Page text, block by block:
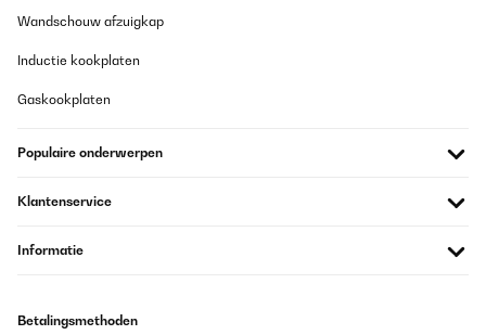
auslaufsicher und pflegeleicht – ideal für den Schulaltag oder
suchen, klare Empfehlung.
Amazon-Benutzer
12/10/2025
stabil und ideal für unterwegs mit meinem zweijährigen Kind. Das
kein Tropfen verliert.Wir haben die Flasche nun mehrfach auf
Wandschouw afzuigkap
Inductie kookplaten
Gaskookplaten
Populaire onderwerpen
Klantenservice
Informatie
Betalingsmethoden